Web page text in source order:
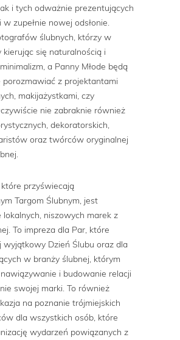
i tych odważnie prezentujących
zupełnie nowej odsłonie.
ślubnych, którzy w
kierując się naturalnością i
a Panny Młode będą
porozmawiać z projektantami
makijażystkami, czy
nie zabraknie również
dekoratorskich,
oraz twórców oryginalnej
które przyświecają
Targom Ślubnym, jest
lokalnych, niszowych marek z
To impreza dla Par, które
wyjątkowy Dzień Ślubu oraz dla
w branży ślubnej, którym
i budowanie relacji
swojej marki. To również
na poznanie trójmiejskich
dla wszystkich osób, które
wydarzeń powiązanych z